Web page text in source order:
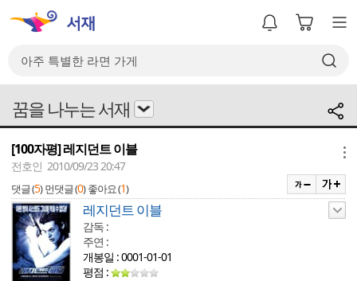
꿈을 나누는 서재
[100자평] 레지던트 이블
전호인 2010/09/23 20:47
댓글 (5) 먼댓글 (0) 좋아요 (1)
레지던트 이블
감독 :
주연 :
개봉일 : 0001-01-01
평점 :